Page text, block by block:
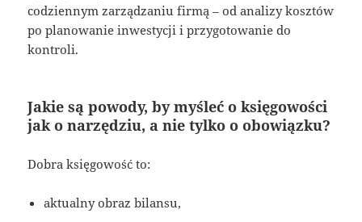
codziennym zarządzaniu firmą – od analizy kosztów
po planowanie inwestycji i przygotowanie do
kontroli.
Jakie są powody, by myśleć o księgowości
jak o narzędziu, a nie tylko o obowiązku?
Dobra księgowość to:
aktualny obraz bilansu,